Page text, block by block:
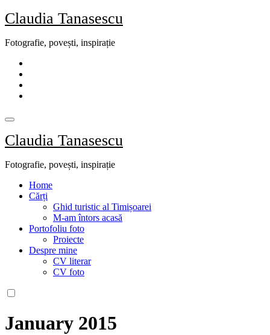
Skip
to
Claudia Tanasescu
Fotografie, povești, inspirație
Claudia Tanasescu
Fotografie, povești, inspirație
Home
Cărți
Ghid turistic al Timișoarei
M-am întors acasă
Portofoliu foto
Proiecte
Despre mine
CV literar
CV foto
January 2015